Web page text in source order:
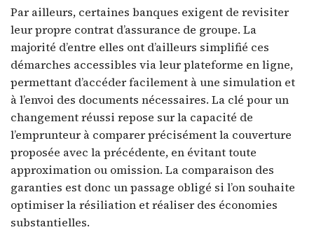
Par ailleurs, certaines banques exigent de revisiter
leur propre contrat d’assurance de groupe. La
majorité d’entre elles ont d’ailleurs simplifié ces
démarches accessibles via leur plateforme en ligne,
permettant d’accéder facilement à une simulation et
à l’envoi des documents nécessaires. La clé pour un
changement réussi repose sur la capacité de
l’emprunteur à comparer précisément la couverture
proposée avec la précédente, en évitant toute
approximation ou omission. La comparaison des
garanties est donc un passage obligé si l’on souhaite
optimiser la résiliation et réaliser des économies
substantielles.